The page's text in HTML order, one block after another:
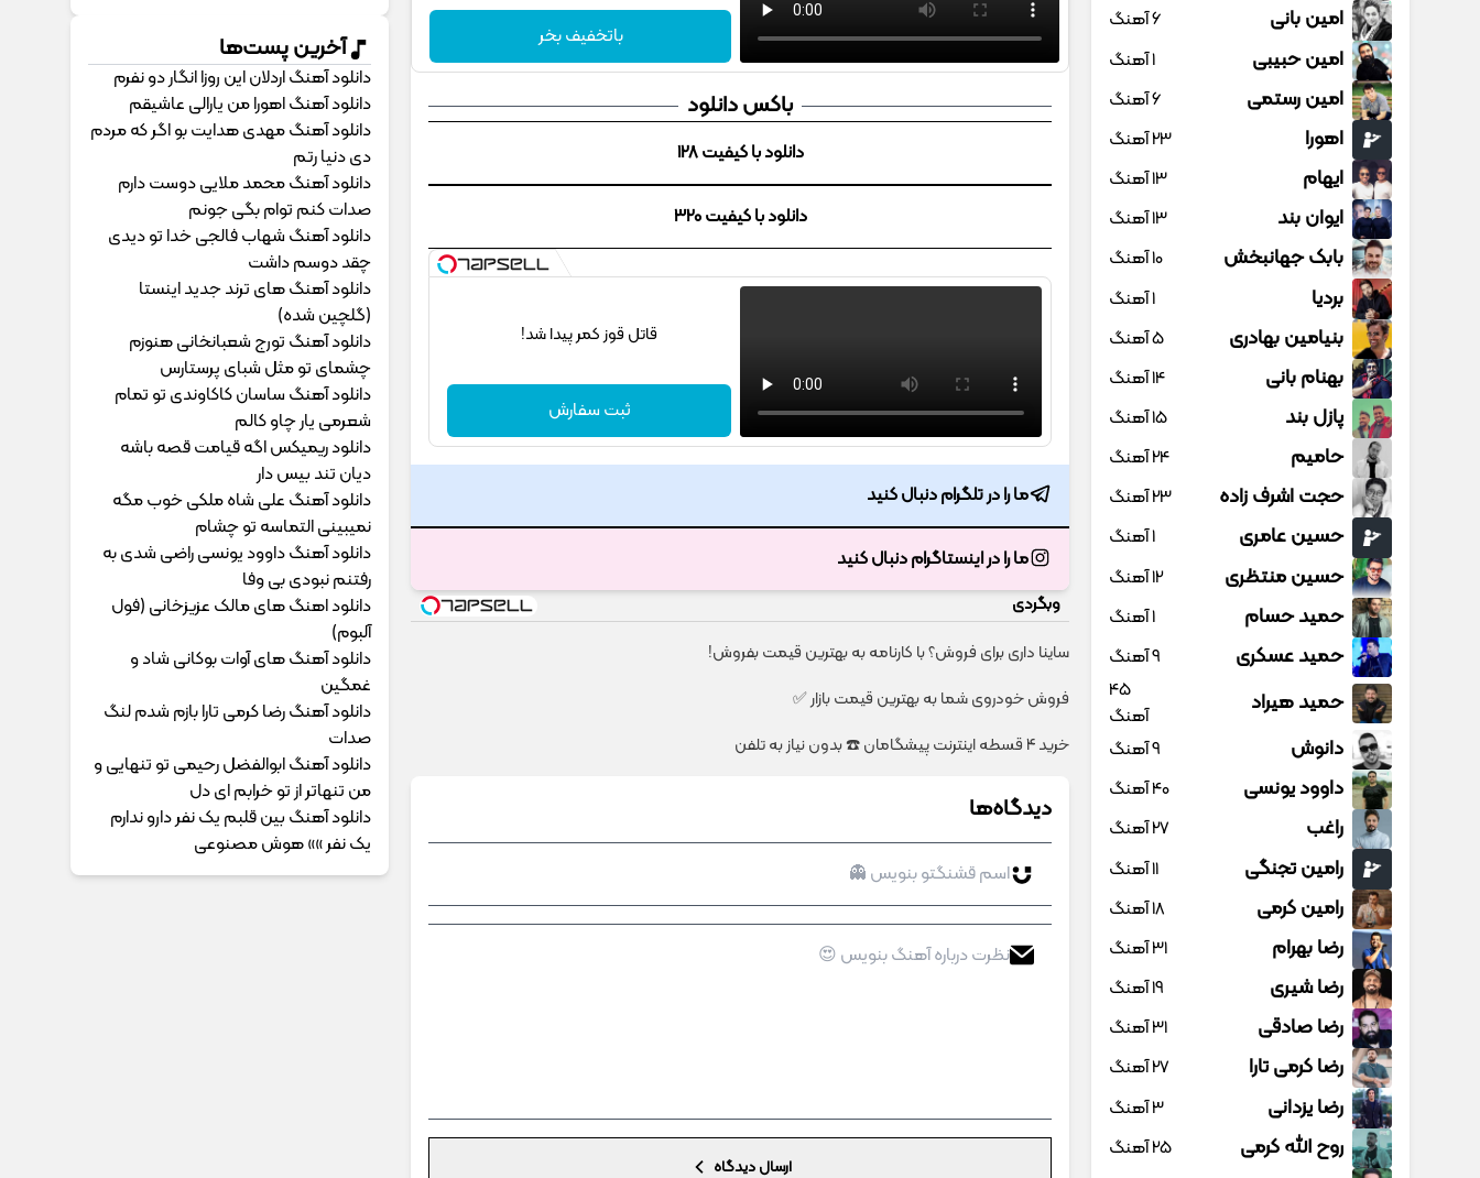
باتخفیف بخر
باکس دانلود
دانلود با کیفیت 128
دانلود با کیفیت 320
قاتل قوز کمر پیدا شد!
ثبت سفارش
ما را در تلگرام دنبال کنید
ما را در اینستاگرام دنبال کنید
وبگردی
ساینا داری برای فروش؟ با کارنامه به بهترین قیمت بفروش!
فروش خودروی شما به بهترین قیمت بازار ✅
خرید 4 قسطه اینترنت پیشگامان ☎️ بدون نیاز به تلفن
دیدگاه‌ها
ارسال دیدگاه
امین بانی 6 آهنگ
امین حبیبی 1 آهنگ
امین رستمی 6 آهنگ
اهورا 23 آهنگ
ایهام 13 آهنگ
ایوان بند 13 آهنگ
بابک جهانبخش 10 آهنگ
بردیا 1 آهنگ
بنیامین بهادری 5 آهنگ
بهنام بانی 14 آهنگ
پازل بند 15 آهنگ
حامیم 24 آهنگ
حجت اشرف زاده 23 آهنگ
حسین عامری 1 آهنگ
حسین منتظری 12 آهنگ
حمید حسام 1 آهنگ
حمید عسکری 9 آهنگ
حمید هیراد
45
آهنگ
دانوش 9 آهنگ
داوود یونسی 40 آهنگ
راغب 27 آهنگ
رامین تجنگی 11 آهنگ
رامین کرمی 18 آهنگ
رضا بهرام 31 آهنگ
رضا شیری 19 آهنگ
رضا صادقی 31 آهنگ
رضا کرمی تارا 27 آهنگ
رضا یزدانی 3 آهنگ
روح الله کرمی 25 آهنگ
آخرین پست‌ها
دانلود آهنگ اردلان این روزا انگار دو نفرم
دانلود آهنگ اهورا من یارالی عاشیقم
دانلود آهنگ مهدی هدایت بو اگر که مردم
دی دنیا رتم
دانلود آهنگ محمد ملایی دوﺳﺖ دارم
ﺻﺪات ﻛﻨﻢ ﺗﻮام ﺑﮕﻰ ﺟﻮﻧﻢ
دانلود آهنگ شهاب فالجی خدا تو دیدی
چقد دوسم داشت
دانلود آهنگ های ترند جدید اینستا
(گلچین شده)
دانلود آهنگ تورج شعبانخانی هنوزم
چشمای تو مثل شبای پرستارس
دانلود آهنگ ساسان کاکاوندی تو تمام
شعرمی یار چاو کالم
دانلود ریمیکس اگه قیامت قصه باشه
دیان تند بیس دار
دانلود آهنگ علی شاه ملکی خوب مگه
نمیبینی التماسه تو چشام
دانلود آهنگ داوود یونسی راﺿﻰ ﺷﺪی ﺑﻪ
رﻓﺘﻨﻢ ﻧﺒﻮدی ﺑﻰ وﻓﺎ
دانلود اهنگ های مالک عزیزخانی (فول
آلبوم)
دانلود آهنگ های آوات بوکانی شاد و
غمگین
دانلود آهنگ رضا کرمی تارا بازم شدم لنگ
صدات
دانلود آهنگ ابوالفضل رحیمی ﺗﻮ ﺗﻨﻬﺎﻳﻰ و
ﻣﻦ ﺗﻨﻬﺎﺗﺮ از ﺗﻮ ﺧﺮاﺑﻢ ای دل
دانلود آهنگ بین قلبم یک نفر دارو ندارم
یک نفر »» هوش مصنوعی